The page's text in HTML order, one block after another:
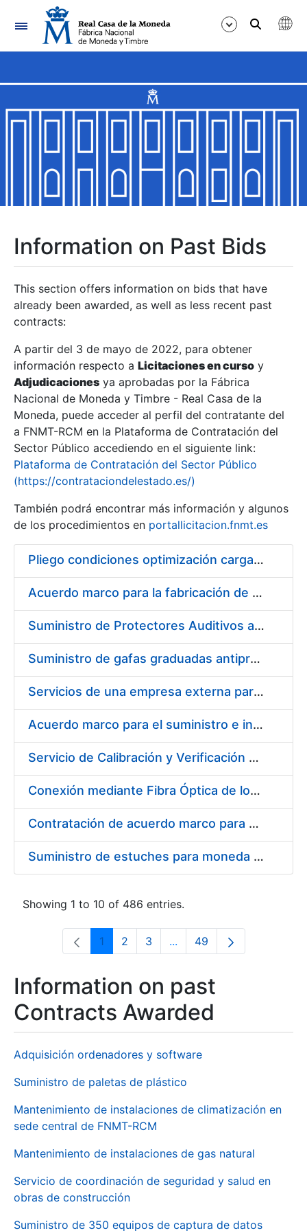
Navigation
Show/Hide
Show/Hide
Show/Hide
Show/Hide
Show/Hide
Show/Hide
Information on Past Bids
This section offers information on bids that have
already been awarded, as well as less recent past
contracts:
A partir del 3 de mayo de 2022, para obtener
información respecto a Licitaciones en curso y
Adjudicaciones ya aprobadas por la Fábrica
Nacional de Moneda y Timbre - Real Casa de la
Moneda, puede acceder al perfil del contratante del
a FNMT-RCM en la Plataforma de Contratación del
Sector Público accediendo en el siguiente link:
Plataforma de Contratación del Sector Público
(https://contrataciondelestado.es/)
También podrá encontrar más información y algunos
de los procedimientos en portallicitacion.fnmt.es
Pliego condiciones optimización cargas compras firmado
Acuerdo marco para la fabricación de piezas
Suministro de Protectores Auditivos a medida para las personas trabajadoras de los Centros de Trabajo de Madrid y Burgos
Suministro de gafas graduadas antiproyecciones para los trabajadores de la FNMT-RCM en los centros de trabajo de Madrid y Burgos
Servicios de una empresa externa para el asesoramiento y resolución de los recursos de alzada que se presentan relacionados con procesos de selección para la FNMT-RCM
Acuerdo marco para el suministro e instalación de persianas, estores y otros complementos
Servicio de Calibración y Verificación Externa de los Equipos de Medición del Servicio de Prevención de la FNMT-RCM
Conexión mediante Fibra Óptica de los Centros de Proceso de Datos (CPDs) de las sedes de la FNMT-RCM de Burgos y Madrid
Contratación de acuerdo marco para el Suministro de Material de Electricidad para la Fábrica Nacional de Moneda y Timbre-Real Casa de la Moneda en su centro de trabajo de Burgos
Suministro de estuches para moneda de 30 €
Showing 1 to 10 of 486 entries.
Page
1 Page
2 Page
3 ...Intermediate Pages Use
Page
49
Information on past
Contracts Awarded
Adquisición ordenadores y software
Suministro de paletas de plástico
Mantenimiento de instalaciones de climatización en
sede central de FNMT-RCM
Mantenimiento de instalaciones de gas natural
Servicio de coordinación de seguridad y salud en
obras de construcción
Suministro de 350 equipos de captura de datos